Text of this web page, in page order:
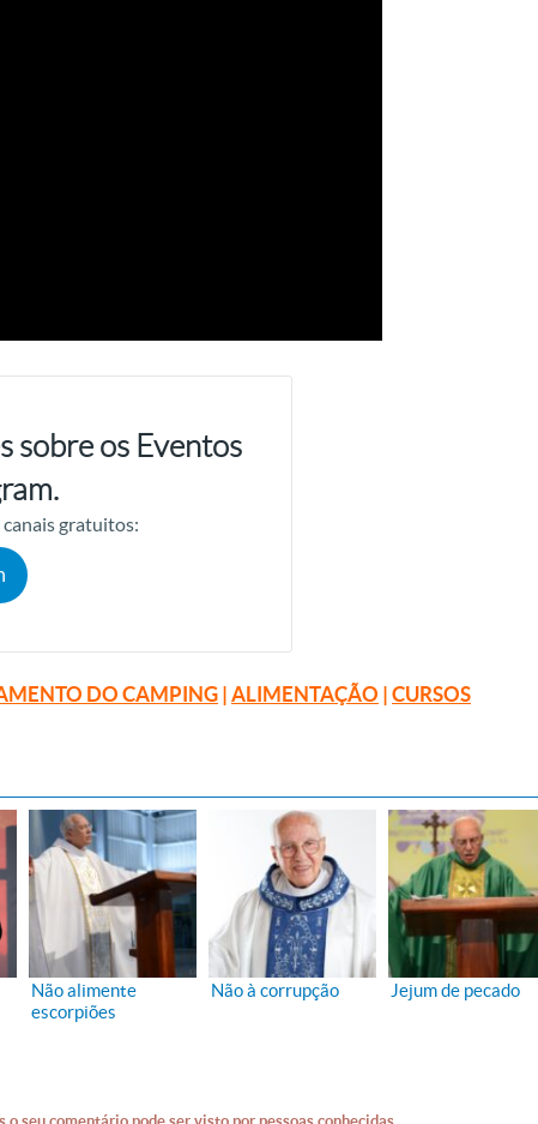
sobre os Eventos
canais gratuitos:
DO CAMPING | ALIMENTAÇÃO | CURSOS
Não alimente
escorpiões
Não à corrupção Jejum de pecado